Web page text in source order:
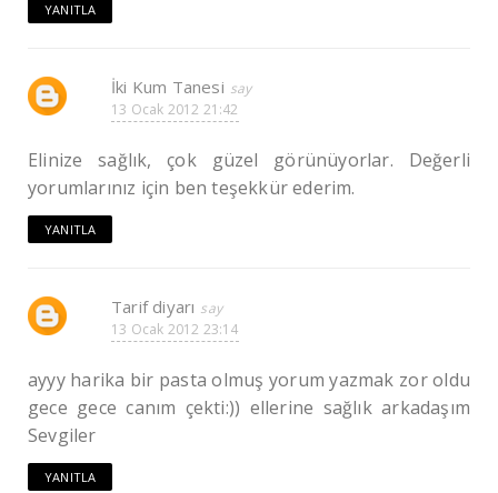
YANITLA
İki Kum Tanesi
13 Ocak 2012 21:42
Elinize sağlık, çok güzel görünüyorlar. Değerli
yorumlarınız için ben teşekkür ederim.
YANITLA
Tarif diyarı
13 Ocak 2012 23:14
ayyy harika bir pasta olmuş yorum yazmak zor oldu
gece gece canım çekti:)) ellerine sağlık arkadaşım
Sevgiler
YANITLA